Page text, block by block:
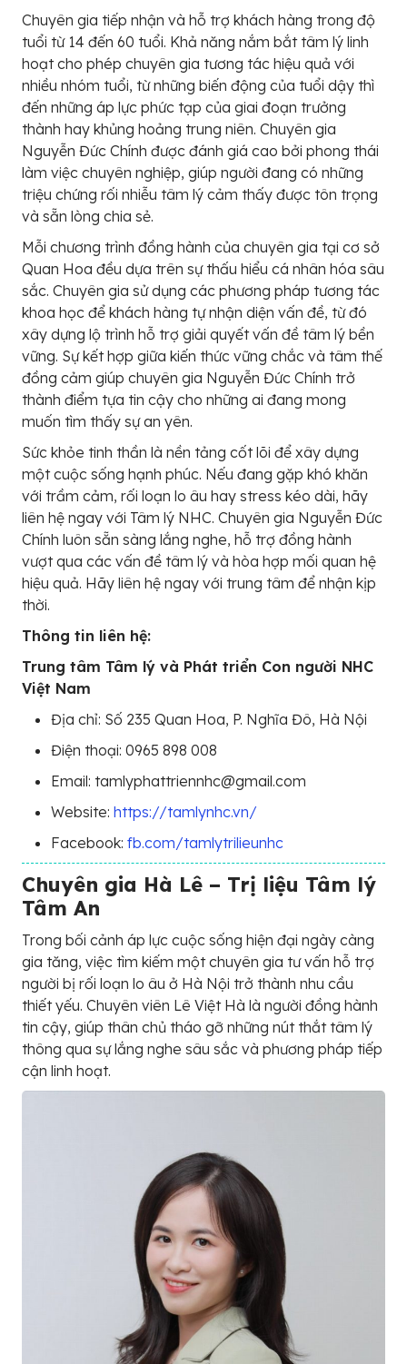
Chuyên gia tiếp nhận và hỗ trợ khách hàng trong độ
tuổi từ 14 đến 60 tuổi. Khả năng nắm bắt tâm lý linh
hoạt cho phép chuyên gia tương tác hiệu quả với
nhiều nhóm tuổi, từ những biến động của tuổi dậy thì
đến những áp lực phức tạp của giai đoạn trưởng
thành hay khủng hoảng trung niên. Chuyên gia
Nguyễn Đức Chính được đánh giá cao bởi phong thái
làm việc chuyên nghiệp, giúp người đang có những
triệu chứng rối nhiễu tâm lý cảm thấy được tôn trọng
và sẵn lòng chia sẻ.
Mỗi chương trình đồng hành của chuyên gia tại cơ sở
Quan Hoa đều dựa trên sự thấu hiểu cá nhân hóa sâu
sắc. Chuyên gia sử dụng các phương pháp tương tác
khoa học để khách hàng tự nhận diện vấn đề, từ đó
xây dựng lộ trình hỗ trợ giải quyết vấn đề tâm lý bền
vững. Sự kết hợp giữa kiến thức vững chắc và tâm thế
đồng cảm giúp chuyên gia Nguyễn Đức Chính trở
thành điểm tựa tin cậy cho những ai đang mong
muốn tìm thấy sự an yên.
Sức khỏe tinh thần là nền tảng cốt lõi để xây dựng
một cuộc sống hạnh phúc. Nếu đang gặp khó khăn
với trầm cảm, rối loạn lo âu hay stress kéo dài, hãy
liên hệ ngay với Tâm lý NHC. Chuyên gia Nguyễn Đức
Chính luôn sẵn sàng lắng nghe, hỗ trợ đồng hành
vượt qua các vấn đề tâm lý và hòa hợp mối quan hệ
hiệu quả. Hãy liên hệ ngay với trung tâm để nhận kịp
thời.
Thông tin liên hệ:
Trung tâm Tâm lý và Phát triển Con người NHC
Việt Nam
Địa chỉ: Số 235 Quan Hoa, P. Nghĩa Đô, Hà Nội
Điện thoại: 0965 898 008
Email: tamlyphattriennhc@gmail.com
Website: https://tamlynhc.vn/
Facebook: fb.com/tamlytrilieunhc
Chuyên gia Hà Lê – Trị liệu Tâm lý
Tâm An
Trong bối cảnh áp lực cuộc sống hiện đại ngày càng
gia tăng, việc tìm kiếm một chuyên gia tư vấn hỗ trợ
người bị rối loạn lo âu ở Hà Nội trở thành nhu cầu
thiết yếu. Chuyên viên Lê Việt Hà là người đồng hành
tin cậy, giúp thân chủ tháo gỡ những nút thắt tâm lý
thông qua sự lắng nghe sâu sắc và phương pháp tiếp
cận linh hoạt.